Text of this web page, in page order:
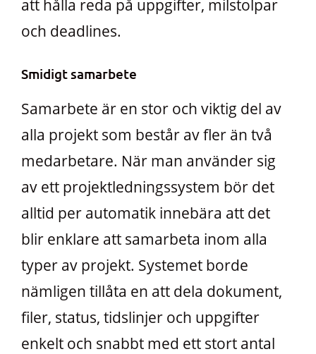
att hålla reda på uppgifter, milstolpar
och deadlines.
Smidigt samarbete
Samarbete är en stor och viktig del av
alla projekt som består av fler än två
medarbetare. När man använder sig
av ett projektledningssystem bör det
alltid per automatik innebära att det
blir enklare att samarbeta inom alla
typer av projekt. Systemet borde
nämligen tillåta en att dela dokument,
filer, status, tidslinjer och uppgifter
enkelt och snabbt med ett stort antal